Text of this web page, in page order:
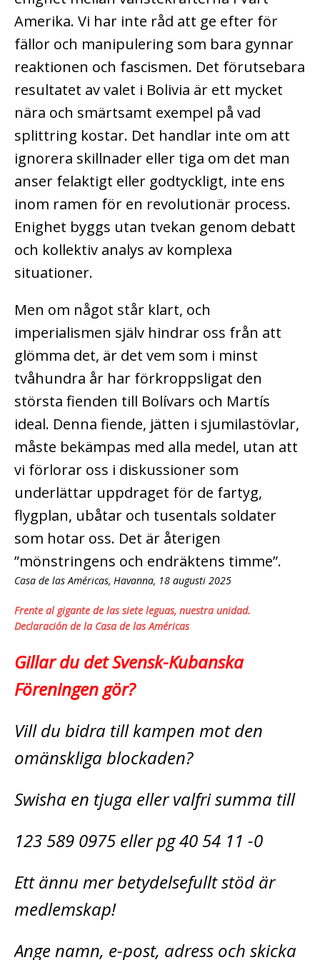
Amerika. Vi har inte råd att ge efter för
fällor och manipulering som bara gynnar
reaktionen och fascismen. Det förutsebara
resultatet av valet i Bolivia är ett mycket
nära och smärtsamt exempel på vad
splittring kostar. Det handlar inte om att
ignorera skillnader eller tiga om det man
anser felaktigt eller godtyckligt, inte ens
inom ramen för en revolutionär process.
Enighet byggs utan tvekan genom debatt
och kollektiv analys av komplexa
situationer.
Men om något står klart, och
imperialismen själv hindrar oss från att
glömma det, är det vem som i minst
tvåhundra år har förkroppsligat den
största fienden till Bolívars och Martís
ideal. Denna fiende, jätten i sjumilastövlar,
måste bekämpas med alla medel, utan att
vi förlorar oss i diskussioner som
underlättar uppdraget för de fartyg,
flygplan, ubåtar och tusentals soldater
som hotar oss. Det är återigen
”mönstringens och endräktens timme”.
Casa de las Américas, Havanna, 18 augusti 2025
Frente al gigante de las siete leguas, nuestra unidad.
Declaración de la Casa de las Américas
Gillar du det Svensk-Kubanska
Föreningen gör?
Vill du bidra till kampen mot den
omänskliga blockaden?
Swisha en tjuga eller valfri summa till
123 589 0975 eller pg 40 54 11 -0
Ett ännu mer betydelsefullt stöd är
medlemskap!
Ange namn, e-post, adress och skicka